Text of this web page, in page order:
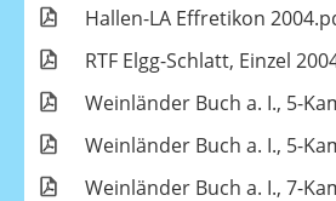
Hallen-LA Effretikon
RTF Elgg-Schlatt, Einzel
Weinländer Buch a. I., 5-
Weinländer Buch a. I., 5-
Weinländer Buch a. I., 7-